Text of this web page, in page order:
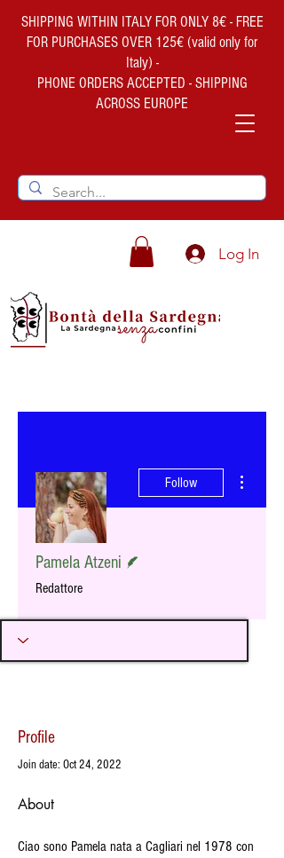
SHIPPING WITHIN ITALY FOR ONLY 8€ - FREE
FOR PURCHASES OVER 125€ (valid only for
Italy) -
PHONE ORDERS ACCEPTED - SHIPPING
ACROSS EUROPE
Log In
Follow
Pamela Atzeni
Redattore
Profile
Join date: Oct 24, 2022
About
Ciao sono Pamela nata a Cagliari nel 1978 con